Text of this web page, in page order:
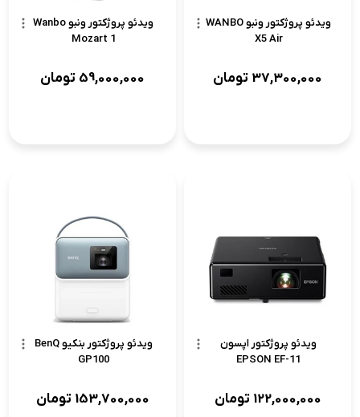
ویدئو پروژکتور ونبو WANBO
X5 Air
37,300,000 تومان
ویدئو پروژکتور ونبو Wanbo
Mozart 1
59,000,000 تومان
ویدئو پروژکتور اپسون
EPSON EF-11
122,000,000 تومان
ویدئو پروژکتور بنکیو BenQ
GP100
153,700,000 تومان